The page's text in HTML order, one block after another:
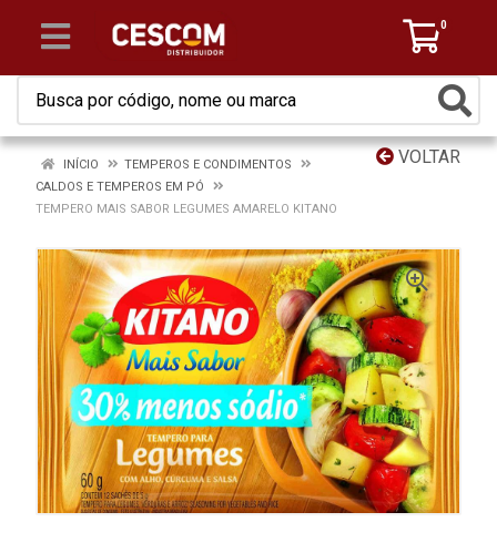
0
VOLTAR
INÍCIO
TEMPEROS E CONDIMENTOS
CALDOS E TEMPEROS EM PÓ
TEMPERO MAIS SABOR LEGUMES AMARELO KITANO